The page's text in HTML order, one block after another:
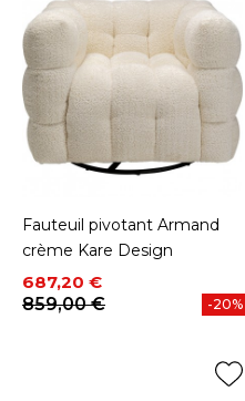
Fauteuil pivotant Armand
crème Kare Design
Prix
687,20 €
Prix de base
859,00 €
-20%